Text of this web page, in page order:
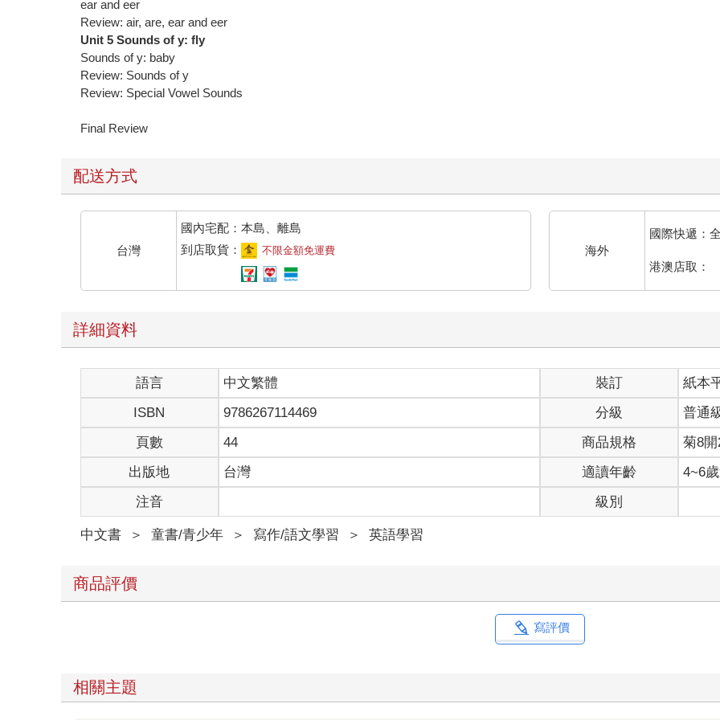
ear and eer
Review: air, are, ear and eer
Unit 5 Sounds of y: fly
Sounds of y: baby
Review: Sounds of y
Review: Special Vowel Sounds
Final Review
配送方式
台灣
國內宅配：本島、離島
到店取貨：
不限金額免運費 海外
國際快遞：
港澳店取：
詳細資料
語言 中文繁體 裝訂
紙本
ISBN
9786267114469 分級
普通
頁數
44 商品規格
菊8
出版地
台灣 適讀年齡
4~6
注音
級別
中文書 ＞ 童書/青少年 ＞ 寫作/語文學習 ＞ 英語學習
商品評價
寫評價
相關主題